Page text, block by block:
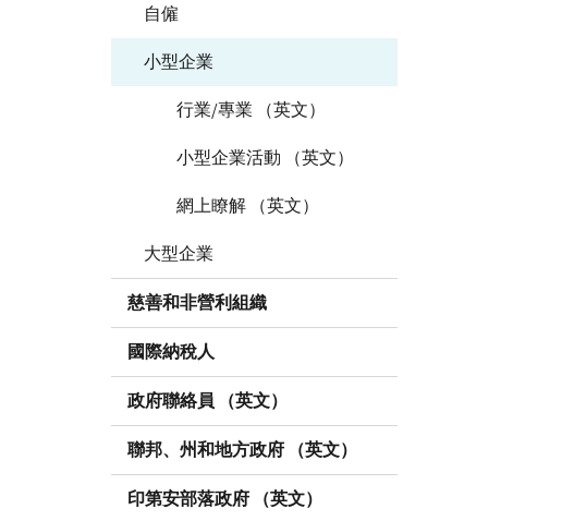
自僱
小型企業
行業/專業 （英文）
小型企業活動 （英文）
網上瞭解 （英文）
大型企業
慈善和非營利組織
國際納稅人
政府聯絡員 （英文）
聯邦、州和地方政府 （英文）
印第安部落政府 （英文）